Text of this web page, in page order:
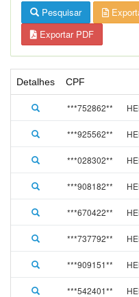
Pesquisar
Exportar PDF
Detalhes CPF
***752862**
***925562**
***028302**
***908182**
***670422**
***737792**
***909151**
***542401**